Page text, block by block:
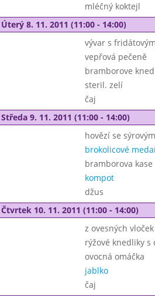
mléčný koktejl
Úterý 8. 11. 2011 (11:00 - 14:00)
vývar s
vepřová pečeně
bramborove
steril. zelí
čaj
Středa 9. 11. 2011 (11:00 - 14:00)
hovězí se
brokolicové
bramborova
kompot
džus
Čtvrtek 10. 11. 2011 (11:00 - 14:00)
z ovesných vloček
rýžové knedliky s
ovocná omáčka
jablko
čaj